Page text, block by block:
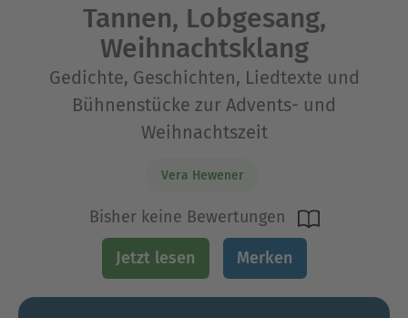
Tannen, Lobgesang,
Weihnachtsklang
Gedichte, Geschichten, Liedtexte und
Bühnenstücke zur Advents- und
Weihnachtszeit
Vera Hewener
Bisher keine Bewertungen
Jetzt lesen Merken